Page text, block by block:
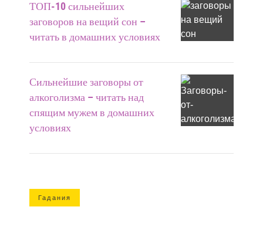
ТОП-10 сильнейших
заговоров на вещий сон –
читать в домашних условиях
Сильнейшие заговоры от
алкоголизма – читать над
спящим мужем в домашних
условиях
Гадания